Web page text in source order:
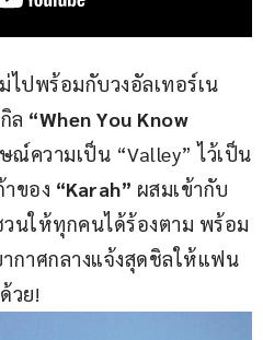
ไปพร้อมกับวงอัลเทอร์เน
ล “When You Know
ณ์ความเป็น “Valley” ไว้เป็น
ของ “Karah” ผสมเข้ากับ
นให้ทุกคนได้ร้องตาม พร้อม
กาศกลางแจ้งสุดชิลให้แฟน
วย!